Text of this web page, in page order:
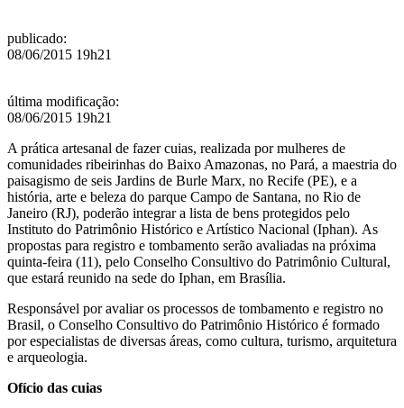
publicado:
08/06/2015 19h21
última modificação:
08/06/2015 19h21
A prática artesanal de fazer cuias, realizada por mulheres de
comunidades ribeirinhas do Baixo Amazonas, no Pará, a maestria do
paisagismo de seis Jardins de Burle Marx, no Recife (PE), e a
história, arte e beleza do parque Campo de Santana, no Rio de
Janeiro (RJ), poderão integrar a lista de bens protegidos pelo
Instituto do Patrimônio Histórico e Artístico Nacional (Iphan). As
propostas para registro e tombamento serão avaliadas na próxima
quinta-feira (11), pelo Conselho Consultivo do Patrimônio Cultural,
que estará reunido na sede do Iphan, em Brasília.
Responsável por avaliar os processos de tombamento e registro no
Brasil, o Conselho Consultivo do Patrimônio Histórico é formado
por especialistas de diversas áreas, como cultura, turismo, arquitetura
e arqueologia.
Ofício das cuias